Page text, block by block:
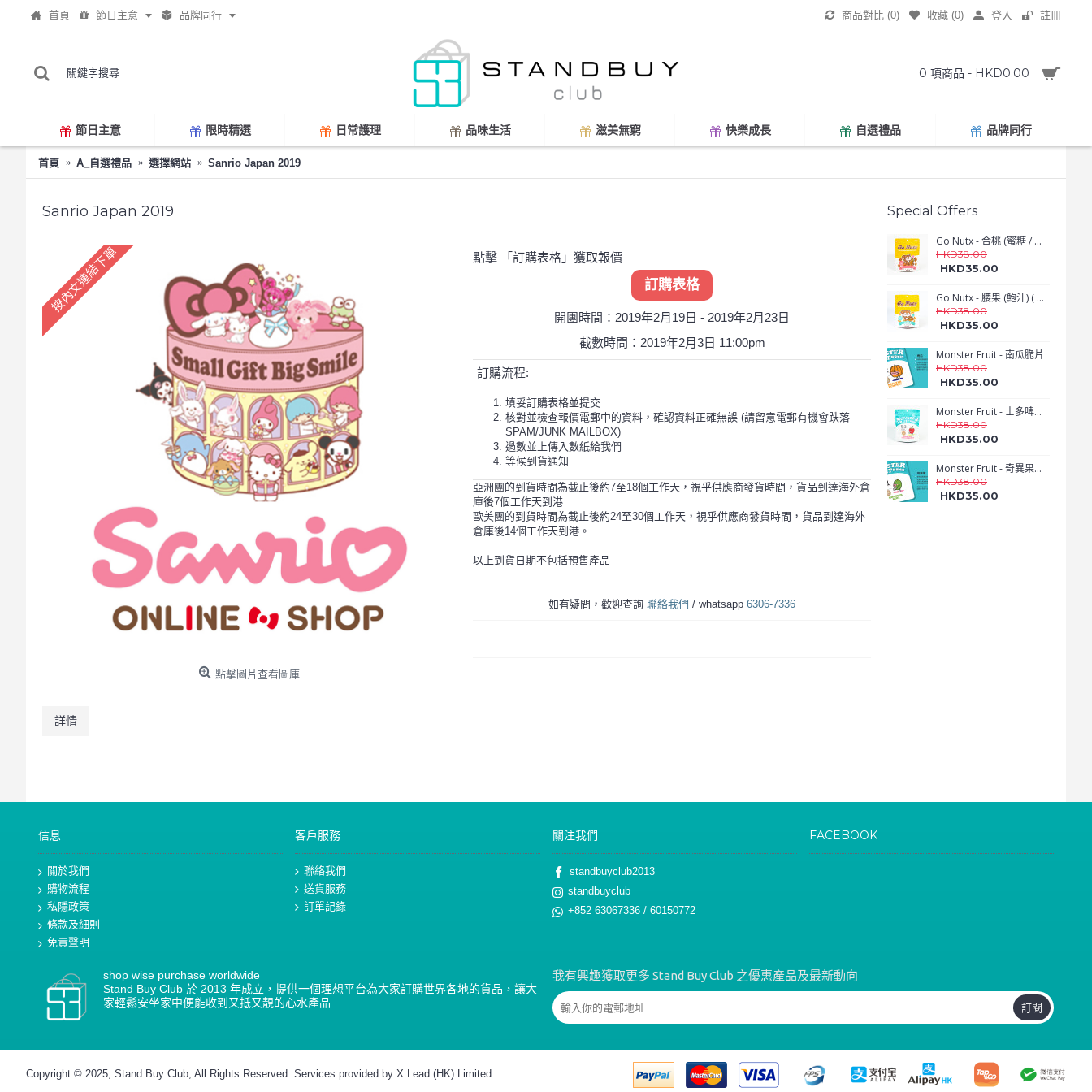
首頁 節日主意 品牌同行 商品對比 (0) 收藏 (0) 登入 註冊
0 項商品 - HKD0.00
節日主意 限時精選 日常護理 品味生活 滋美無窮 快樂成長 自選禮品 品牌同行
首頁 A_自選禮品 選擇網站 Sanrio Japan 2019
Special Offers
Go Nutx - 合桃 (蜜糖 / 黑糖 / 紫菜 / 肉鬆) ( 45g )
HKD38.00
HKD35.00
Go Nutx - 腰果 (鮑汁) ( 45g )
HKD38.00
HKD35.00
Monster Fruit - 南瓜脆片
HKD38.00
HKD35.00
Monster Fruit - 士多啤梨脆片 ( 35g )
HKD38.00
HKD35.00
Monster Fruit - 奇異果脆片
HKD38.00
HKD35.00
Sanrio Japan 2019
按內文連結下單
點擊圖片查看圖庫
點擊 「訂購表格」獲取報價
訂購表格
開團時間：2019年2月19日 - 2019年2月23日
截數時間：2019年2月3日 11:00pm
訂購流程:
填妥訂購表格並提交
核對並檢查報價電郵中的資料，確認資料正確無誤 (請留意電郵有機會跌落
SPAM/JUNK MAILBOX)
過數並上傳入數紙給我們
等候到貨通知
亞洲團的到貨時間為截止後約7至18個工作天，視乎供應商發貨時間，貨品到達海外倉
庫後7個工作天到港
歐美團的到貨時間為截止後約24至30個工作天，視乎供應商發貨時間，貨品到達海外
倉庫後14個工作天到港。
以上到貨日期不包括預售產品
如有疑問，歡迎查詢 聯絡我們 / whatsapp 6306-7336
詳情
信息
關於我們
購物流程
私隱政策
條款及細則
免責聲明
客戶服務
聯絡我們
送貨服務
訂單記錄
關注我們
standbuyclub2013
standbuyclub
+852 63067336 / 60150772
FACEBOOK
shop wise purchase worldwide
Stand Buy Club 於 2013 年成立，提供一個理想平台為大家訂購世界各地的貨品，讓大
家輕鬆安坐家中便能收到又抵又靚的心水產品
我有興趣獲取更多 Stand Buy Club 之優惠產品及最新動向
訂閱
Copyright © 2025, Stand Buy Club, All Rights Reserved. Services provided by X Lead (HK) Limited